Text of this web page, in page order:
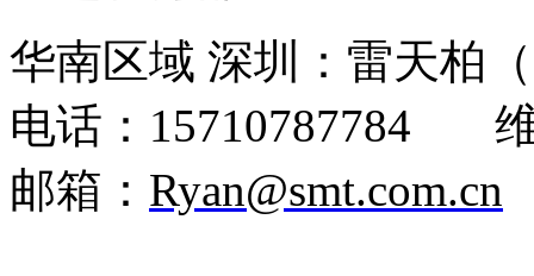
华南区域 深圳：雷天柏（
电话： 15710787784
邮箱： Ryan@smt.com.cn